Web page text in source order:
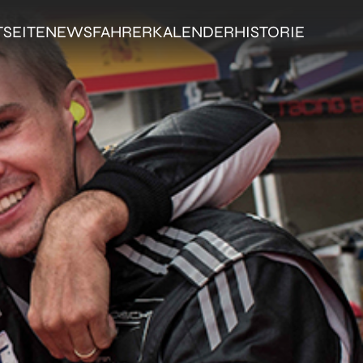
NEWSFAHRERKALENDERHISTORIE